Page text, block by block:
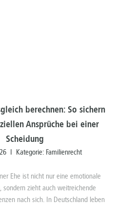
berechnen: So sichern
Ansprüche bei einer
Scheidung
I Kategorie: Familienrecht
Ehe ist nicht nur eine emotionale
sondern zieht auch weitreichende
nach sich. In Deutschland leben